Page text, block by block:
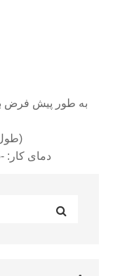
-طول: 2M (طول های سفارشی موجود هستند)
- دمای کار: -25 درجه سانتیگراد تا 60 درجه سانتیگراد